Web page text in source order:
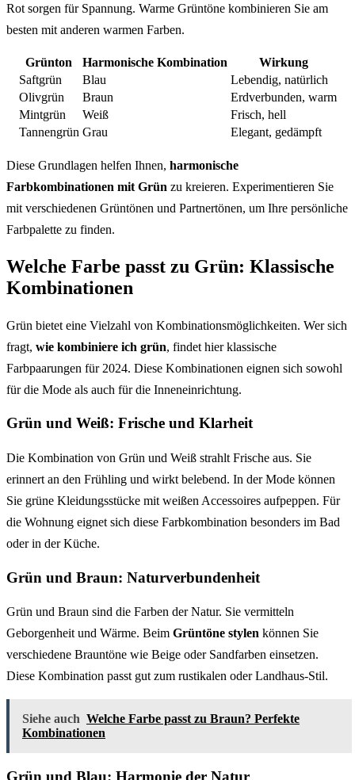
Rot sorgen für Spannung. Warme Grüntöne kombinieren Sie am
besten mit anderen warmen Farben.
Grünton Harmonische Kombination
Wirkung
Saftgrün
Blau
Lebendig, natürlich
Olivgrün
Braun
Erdverbunden, warm
Mintgrün
Weiß
Frisch, hell
Tannengrün Grau Elegant, gedämpft
Diese Grundlagen helfen Ihnen, harmonische
Farbkombinationen mit Grün zu kreieren. Experimentieren Sie
mit verschiedenen Grüntönen und Partnertönen, um Ihre persönliche
Farbpalette zu finden.
Welche Farbe passt zu Grün: Klassische
Kombinationen
Grün bietet eine Vielzahl von Kombinationsmöglichkeiten. Wer sich
fragt, wie kombiniere ich grün, findet hier klassische
Farbpaarungen für 2024. Diese Kombinationen eignen sich sowohl
für die Mode als auch für die Inneneinrichtung.
Grün und Weiß: Frische und Klarheit
Die Kombination von Grün und Weiß strahlt Frische aus. Sie
erinnert an den Frühling und wirkt belebend. In der Mode können
Sie grüne Kleidungsstücke mit weißen Accessoires aufpeppen. Für
die Wohnung eignet sich diese Farbkombination besonders im Bad
oder in der Küche.
Grün und Braun: Naturverbundenheit
Grün und Braun sind die Farben der Natur. Sie vermitteln
Geborgenheit und Wärme. Beim Grüntöne stylen können Sie
verschiedene Brauntöne wie Beige oder Sandfarben einsetzen.
Diese Kombination passt gut zum rustikalen oder Landhaus-Stil.
Siehe auch Welche Farbe passt zu Braun? Perfekte
Kombinationen
Grün und Blau: Harmonie der Natur